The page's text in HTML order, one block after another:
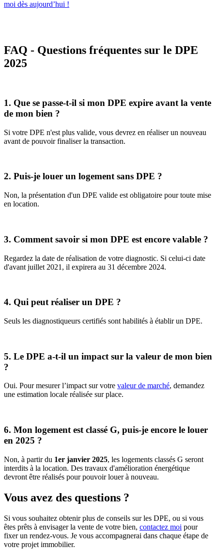
moi dès aujourd’hui !
FAQ - Questions fréquentes sur le DPE
2025
1. Que se passe-t-il si mon DPE expire avant la vente
de mon bien ?
Si votre DPE n'est plus valide, vous devrez en réaliser un nouveau
avant de pouvoir finaliser la transaction.
2. Puis-je louer un logement sans DPE ?
Non, la présentation d'un DPE valide est obligatoire pour toute mise
en location.
3. Comment savoir si mon DPE est encore valable ?
Regardez la date de réalisation de votre diagnostic. Si celui-ci date
d'avant juillet 2021, il expirera au 31 décembre 2024.
4. Qui peut réaliser un DPE ?
Seuls les diagnostiqueurs certifiés sont habilités à établir un DPE.
5. Le DPE a-t-il un impact sur la valeur de mon bien
?
Oui. Pour mesurer l’impact sur votre valeur de marché, demandez
une estimation locale réalisée sur place.
6. Mon logement est classé G, puis-je encore le louer
en 2025 ?
Non, à partir du 1er janvier 2025, les logements classés G seront
interdits à la location. Des travaux d'amélioration énergétique
devront être réalisés pour pouvoir louer à nouveau.
Vous avez des questions ?
Si vous souhaitez obtenir plus de conseils sur les DPE, ou si vous
êtes prêts à envisager la vente de votre bien, contactez moi pour
fixer un rendez-vous. Je vous accompagnerai dans chaque étape de
votre projet immobilier.